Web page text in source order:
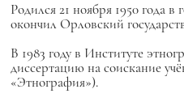
Родился 21 ноября 1950 года
окончил Орловский
В 1983 году в Институте
диссертацию на соискание
«Этнография»).